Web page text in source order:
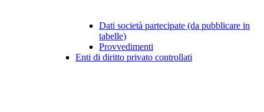
Dati società partecipate (da pubblicare in
tabelle)
Provvedimenti
Enti di diritto privato controllati